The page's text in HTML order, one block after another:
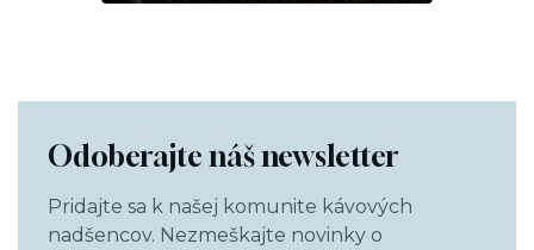
Odoberajte náš newsletter
Pridajte sa k našej komunite kávových
nadšencov. Nezmeškajte novinky o